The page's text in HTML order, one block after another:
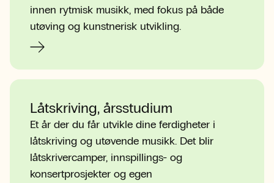
innen rytmisk musikk, med fokus på både
utøving og kunstnerisk utvikling.
Låtskriving, årsstudium
Et år der du får utvikle dine ferdigheter i
låtskriving og utøvende musikk. Det blir
låtskrivercamper, innspillings- og
konsertprosjekter og egen